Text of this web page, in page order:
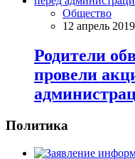
Общество
12 апрель
Родители
провели
Политика